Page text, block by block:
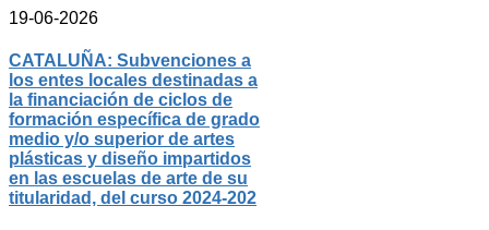
19-06-2026
CATALUÑA: Subvenciones a
los entes locales destinadas a
la financiación de ciclos de
formación específica de grado
medio y/o superior de artes
plásticas y diseño impartidos
en las escuelas de arte de su
titularidad, del curso 2024-202